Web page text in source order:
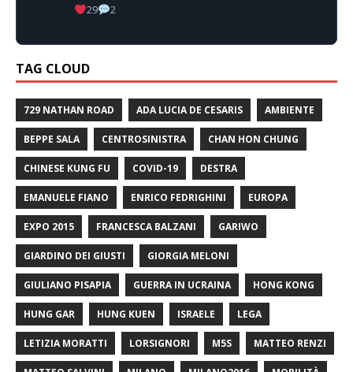
29 2
TAG CLOUD
729 NATHAN ROAD ADA LUCIA DE CESARIS AMBIENTE
BEPPE SALA CENTROSINISTRA CHAN HON CHUNG
CHINESE KUNG FU COVID-19 DESTRA
EMANUELE FIANO ENRICO FEDRIGHINI EUROPA
EXPO 2015 FRANCESCA BALZANI GARIWO
GIARDINO DEI GIUSTI GIORGIA MELONI
GIULIANO PISAPIA GUERRA IN UCRAINA HONG KONG
HUNG GAR HUNG KUEN ISRAELE LEGA
LETIZIA MORATTI LORSIGNORI M5S MATTEO RENZI